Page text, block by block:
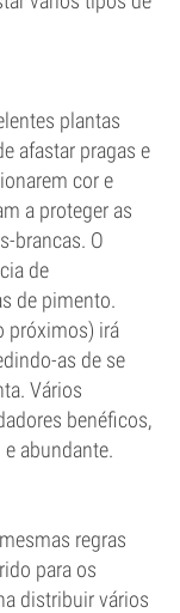
plantas
afastar pragas e
cor e
a proteger as
brancas. O
de
de pimento.
próximos) irá
as de se
Vários
benéficos,
abundante.
regras
para os
distribuir vários